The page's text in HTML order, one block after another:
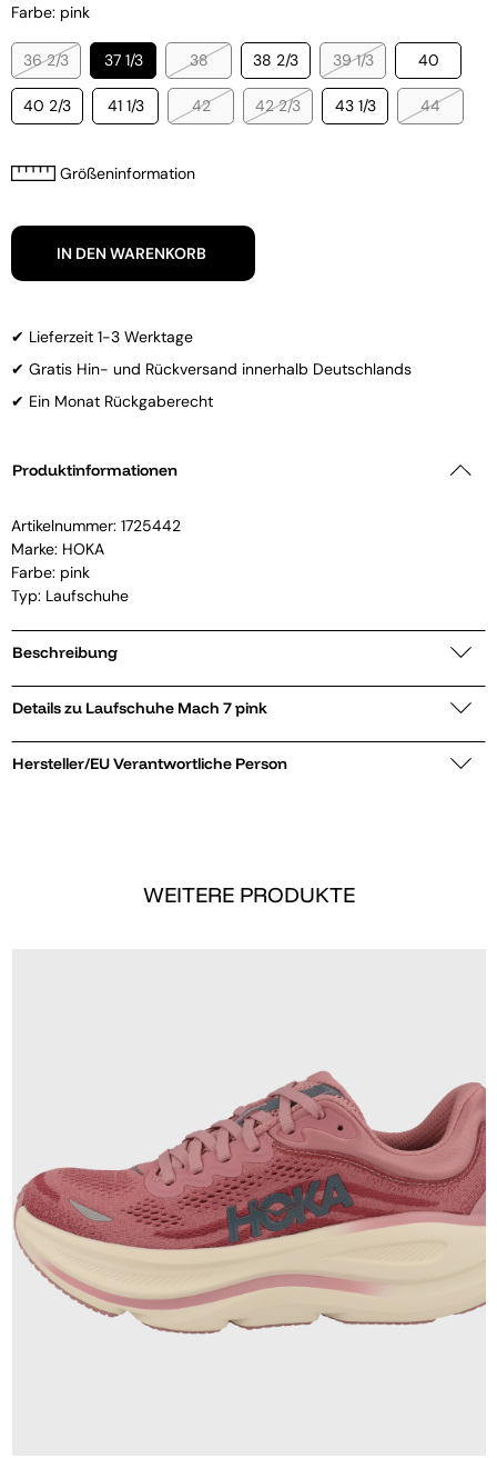
Farbe: pink
36 2/3 37 1/3 38 38 2/3 39 1/3 40
40 2/3 41 1/3 42 42 2/3 43 1/3 44
Größeninformation
IN DEN WARENKORB
✔ Lieferzeit 1-3 Werktage
✔ Gratis Hin- und Rückversand innerhalb Deutschlands
✔ Ein Monat Rückgaberecht
Produktinformationen
Artikelnummer: 1725442
Marke: HOKA
Farbe: pink
Typ: Laufschuhe
Beschreibung
Details zu Laufschuhe Mach 7 pink
Hersteller/EU Verantwortliche Person
WEITERE PRODUKTE